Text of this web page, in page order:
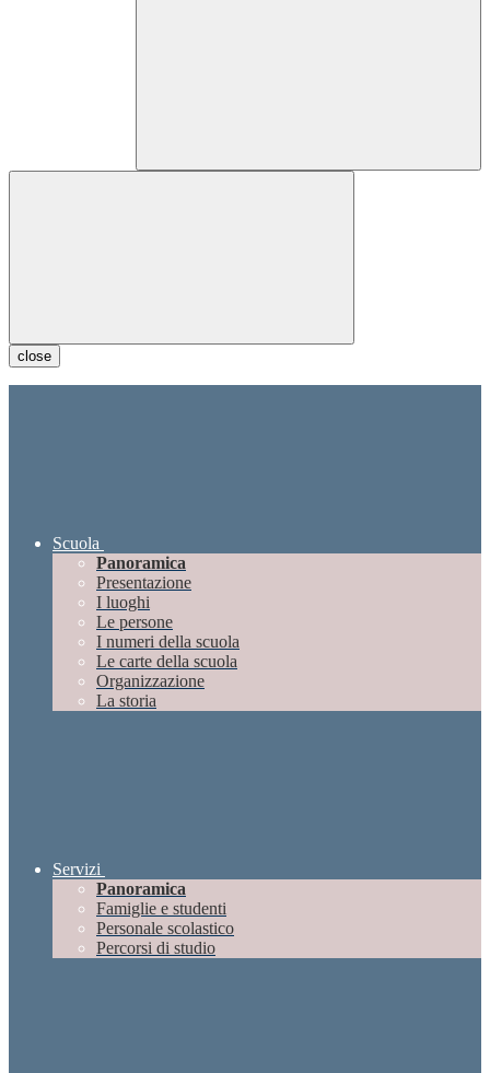
close
Scuola
Panoramica
Presentazione
I luoghi
Le persone
I numeri della scuola
Le carte della scuola
Organizzazione
La storia
Servizi
Panoramica
Famiglie e studenti
Personale scolastico
Percorsi di studio